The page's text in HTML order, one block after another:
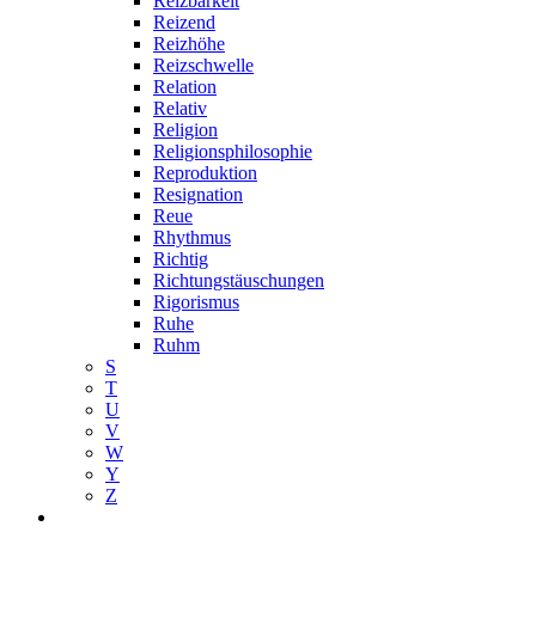
Reizend
Reizhöhe
Reizschwelle
Relation
Relativ
Religion
Religionsphilosophie
Reproduktion
Resignation
Reue
Rhythmus
Richtig
Richtungstäuschungen
Rigorismus
Ruhe
Ruhm
S
T
U
V
W
Y
Z